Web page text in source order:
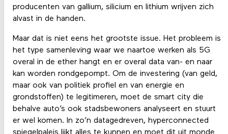
producenten van gallium, silicium en lithium wrijven zich
alvast in de handen.
Maar dat is niet eens het grootste issue. Het probleem is
het type samenleving waar we naartoe werken als 5G
overal in de ether hangt en er overal data van- en naar
kan worden rondgepompt. Om de investering (van geld,
maar ook van politiek profiel en van energie en
grondstoffen) te legitimeren, moet de smart city die
behalve auto’s ook stadsbewoners analyseert en stuurt
er wel komen. In zo’n datagedreven, hyperconnected
spiegelpaleis lijkt alles te kunnen en moet dit uit monde